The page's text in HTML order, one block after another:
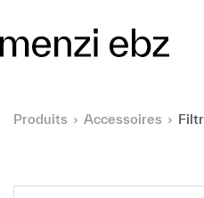
Produits Accessoires